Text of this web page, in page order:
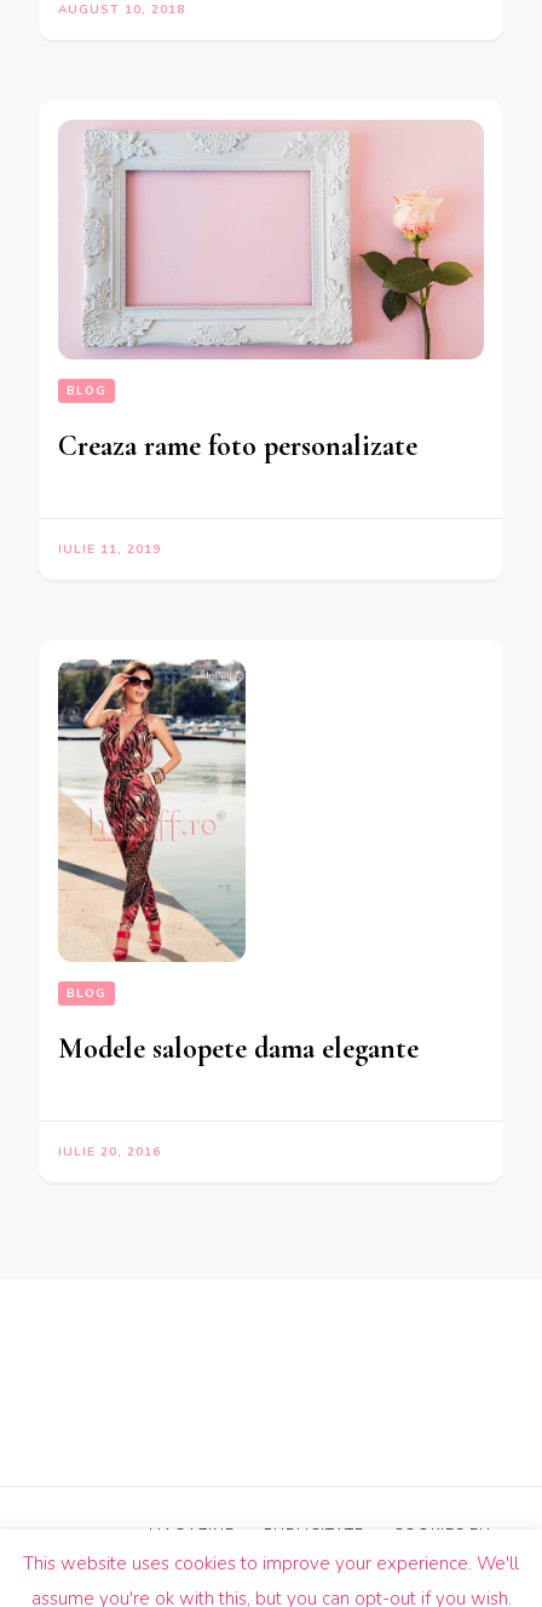
AUGUST 10, 2018
BLOG
Creaza rame foto personalizate
IULIE 11, 2019
BLOG
Modele salopete dama elegante
IULIE 20, 2016
MAGAZINE PUBLICITATE COOKIES EU
This website uses cookies to improve your experience. We'll
assume you're ok with this, but you can opt-out if you wish.